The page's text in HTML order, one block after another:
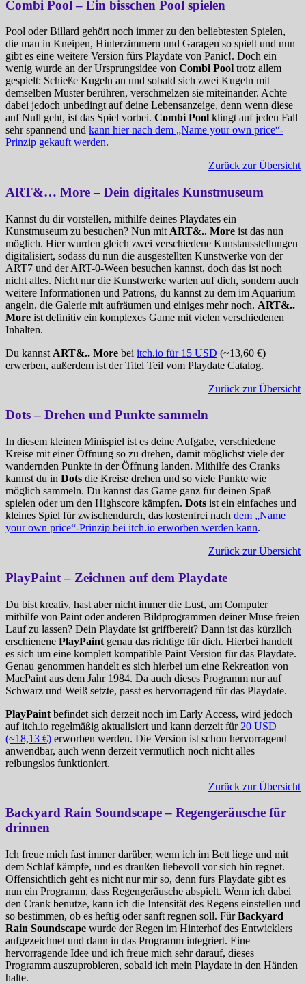
Combi Pool – Ein bisschen Pool spielen
Pool oder Billard gehört noch immer zu den beliebtesten Spielen,
die man in Kneipen, Hinterzimmern und Garagen so spielt und nun
gibt es eine weitere Version fürs Playdate von Panic!. Doch ein
wenig wurde an der Ursprungsidee von Combi Pool trotz allem
gespielt: Schieße Kugeln an und sobald sich zwei Kugeln mit
demselben Muster berühren, verschmelzen sie miteinander. Achte
dabei jedoch unbedingt auf deine Lebensanzeige, denn wenn diese
auf Null geht, ist das Spiel vorbei. Combi Pool klingt auf jeden Fall
sehr spannend und kann hier nach dem „Name your own price“-
Prinzip gekauft werden.
Zurück zur Übersicht
ART&… More – Dein digitales Kunstmuseum
Kannst du dir vorstellen, mithilfe deines Playdates ein
Kunstmuseum zu besuchen? Nun mit ART&.. More ist das nun
möglich. Hier wurden gleich zwei verschiedene Kunstausstellungen
digitalisiert, sodass du nun die ausgestellten Kunstwerke von der
ART7 und der ART-0-Ween besuchen kannst, doch das ist noch
nicht alles. Nicht nur die Kunstwerke warten auf dich, sondern auch
weitere Informationen und Patrons, du kannst zu dem im Aquarium
angeln, die Galerie mit aufräumen und einiges mehr noch. ART&..
More ist definitiv ein komplexes Game mit vielen verschiedenen
Inhalten.
Du kannst ART&.. More bei itch.io für 15 USD (~13,60 €)
erwerben, außerdem ist der Titel Teil vom Playdate Catalog.
Zurück zur Übersicht
Dots – Drehen und Punkte sammeln
In diesem kleinen Minispiel ist es deine Aufgabe, verschiedene
Kreise mit einer Öffnung so zu drehen, damit möglichst viele der
wandernden Punkte in der Öffnung landen. Mithilfe des Cranks
kannst du in Dots die Kreise drehen und so viele Punkte wie
möglich sammeln. Du kannst das Game ganz für deinen Spaß
spielen oder um den Highscore kämpfen. Dots ist ein einfaches und
kleines Spiel für zwischendurch, das kostenfrei nach dem „Name
your own price“-Prinzip bei itch.io erworben werden kann.
Zurück zur Übersicht
PlayPaint – Zeichnen auf dem Playdate
Du bist kreativ, hast aber nicht immer die Lust, am Computer
mithilfe von Paint oder anderen Bildprogrammen deiner Muse freien
Lauf zu lassen? Dein Playdate ist griffbereit? Dann ist das kürzlich
erschienene PlayPaint genau das richtige für dich. Hierbei handelt
es sich um eine komplett kompatible Paint Version für das Playdate.
Genau genommen handelt es sich hierbei um eine Rekreation von
MacPaint aus dem Jahr 1984. Da auch dieses Programm nur auf
Schwarz und Weiß setzte, passt es hervorragend für das Playdate.
PlayPaint befindet sich derzeit noch im Early Access, wird jedoch
auf itch.io regelmäßig aktualisiert und kann derzeit für 20 USD
(~18,13 €) erworben werden. Die Version ist schon hervorragend
anwendbar, auch wenn derzeit vermutlich noch nicht alles
reibungslos funktioniert.
Zurück zur Übersicht
Backyard Rain Soundscape – Regengeräusche für
drinnen
Ich freue mich fast immer darüber, wenn ich im Bett liege und mit
dem Schlaf kämpfe, und es draußen liebevoll vor sich hin regnet.
Offensichtlich geht es nicht nur mir so, denn fürs Playdate gibt es
nun ein Programm, dass Regengeräusche abspielt. Wenn ich dabei
den Crank benutze, kann ich die Intensität des Regens einstellen und
so bestimmen, ob es heftig oder sanft regnen soll. FürBackyard
Rain Soundscape wurde der Regen im Hinterhof des Entwicklers
aufgezeichnet und dann in das Programm integriert. Eine
hervorragende Idee und ich freue mich sehr darauf, dieses
Programm auszuprobieren, sobald ich mein Playdate in den Händen
halte.